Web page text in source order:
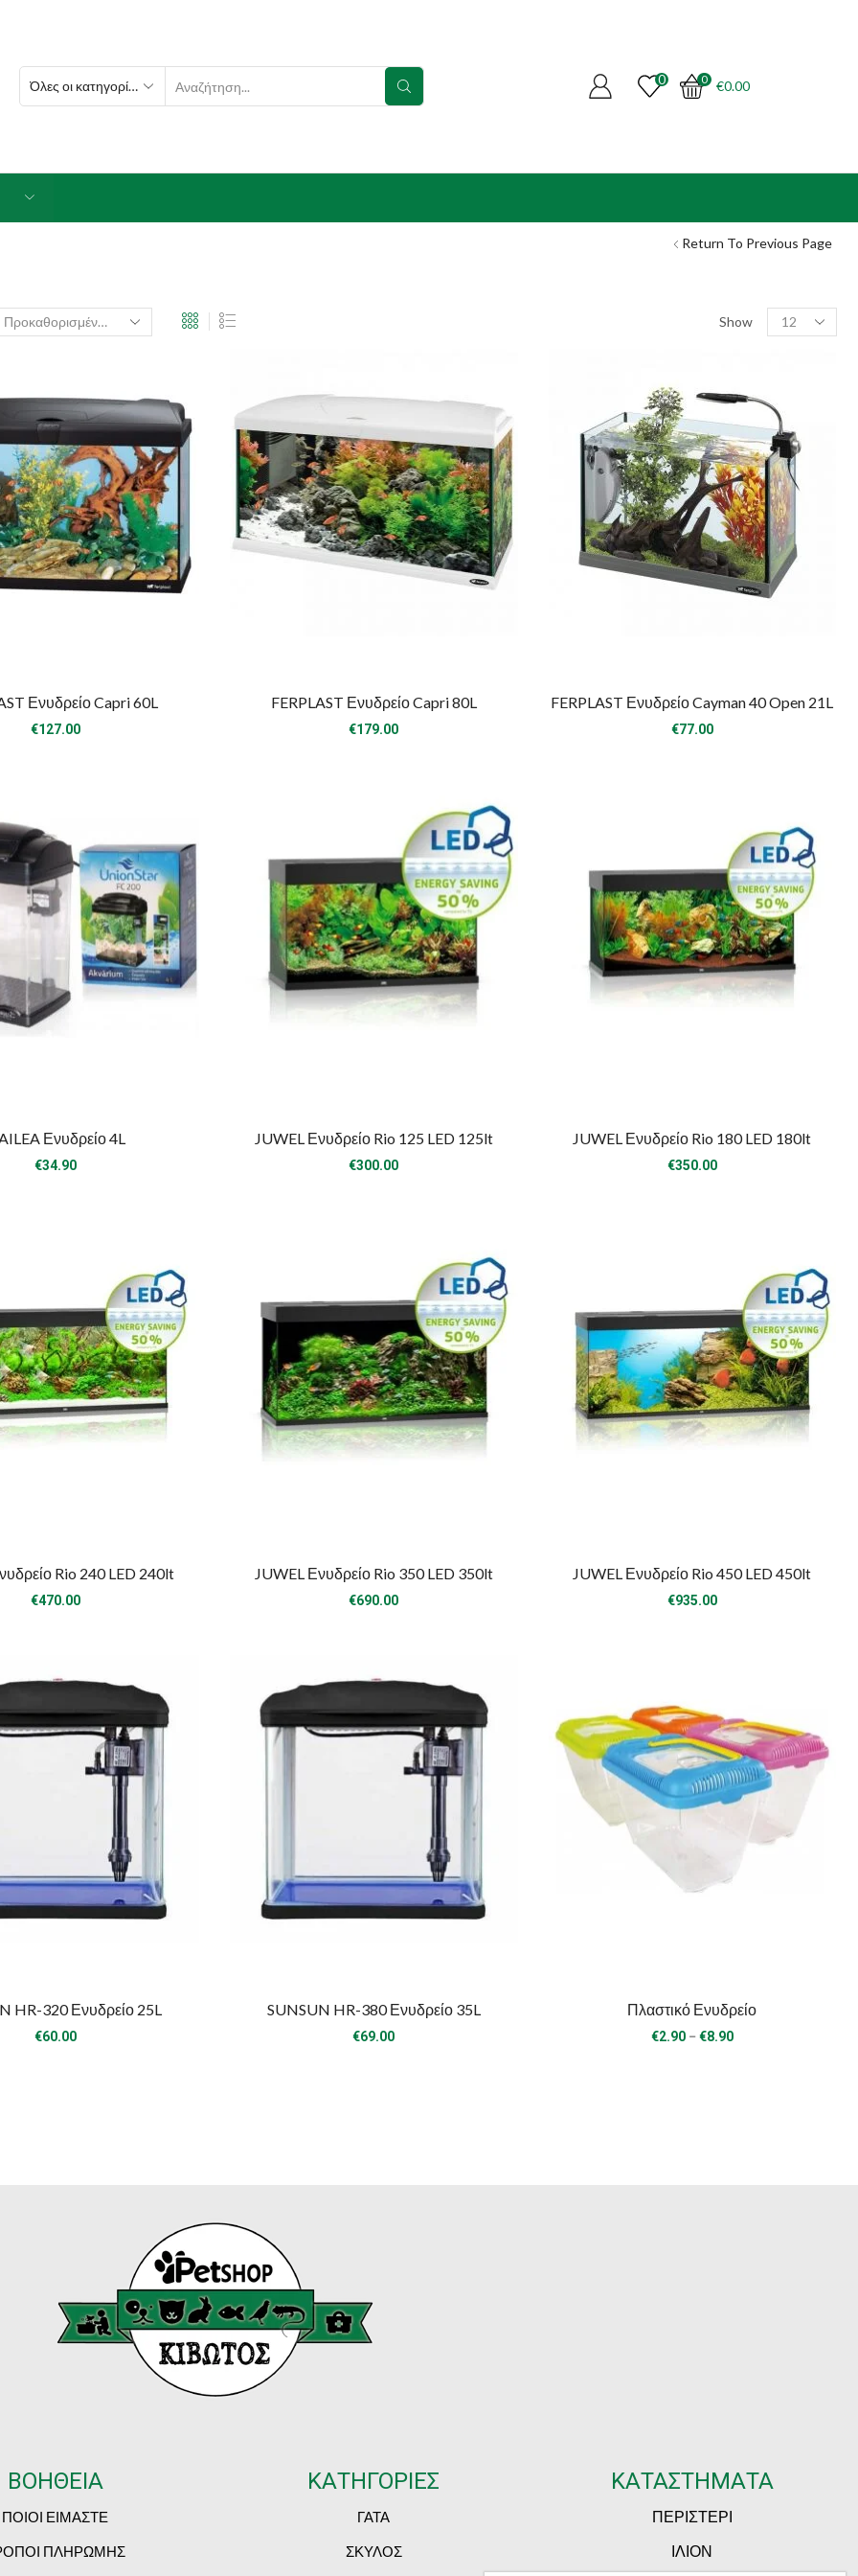
SEARCH
0 0 €0.00
Return To Previous Page
Show
Products
per
Ενυδρείο Capri 60L
€127.00
FERPLAST Ενυδρείο Capri 80L
€179.00
FERPLAST Ενυδρείο Cayman 40 Open 21L
€77.00
Ενυδρείο 4L
€34.90
JUWEL Ενυδρείο Rio 125 LED 125lt
€300.00
JUWEL Ενυδρείο Rio 180 LED 180lt
€350.00
Rio 240 LED 240lt
€470.00
JUWEL Ενυδρείο Rio 350 LED 350lt
€690.00
JUWEL Ενυδρείο Rio 450 LED 450lt
€935.00
HR-320 Ενυδρείο 25L
€60.00
SUNSUN HR-380 Ενυδρείο 35L
€69.00
Πλαστικό Ενυδρείο
€2.90 – €8.90Price
ΒΟΗΘΕΙΑ
ΠΟΙΟΙ ΕΙΜΑΣΤΕ
ΠΛΗΡΩΜΗΣ
ΚΑΤΗΓΟΡΙΕΣ
ΓΑΤΑ
ΣΚΥΛΟΣ
ΚΑΤΑΣΤΗΜΑΤΑ
ΠΕΡΙΣΤΕΡΙ
ΙΛΙΟΝ